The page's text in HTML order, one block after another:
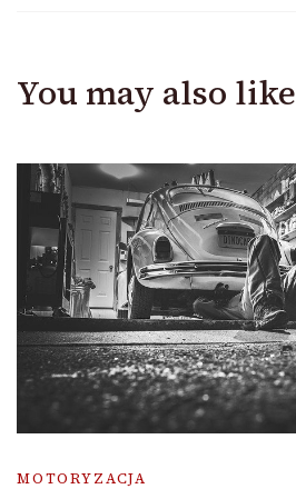
You may also like
MOTORYZACJA